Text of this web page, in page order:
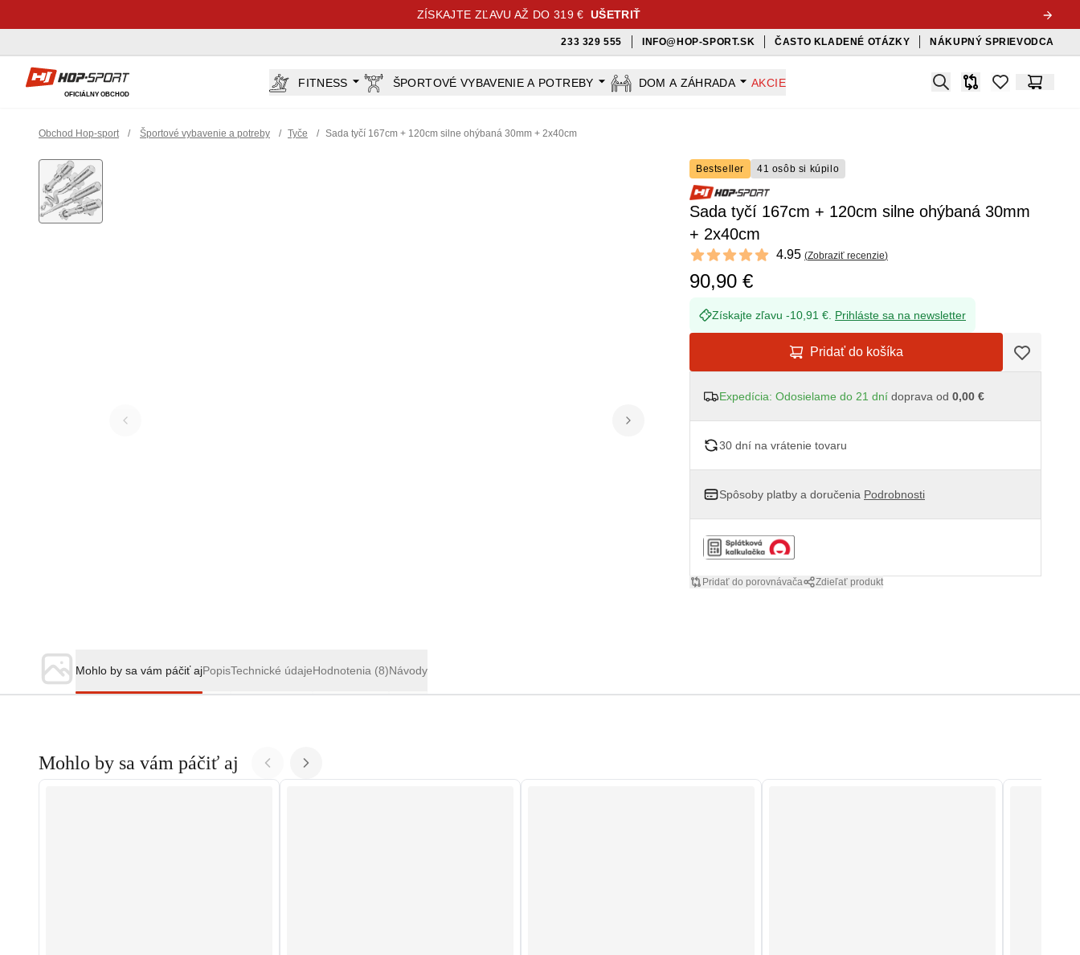
ZÍSKAJTE ZĽAVU AŽ DO 319 € UŠETRIŤ
233 329 555 INFO@HOP-SPORT.SK ČASTO KLADENÉ OTÁZKY NÁKUPNÝ SPRIEVODCA
Hop-Sport.sk
OFICIÁLNY OBCHOD
FITNESS ŠPORTOVÉ VYBAVENIE A POTREBY DOM A ZÁHRADA AKCIE Search
Porovnávač
items inKošík
Obchod Hop-sport / Športové vybavenie a potreby / Tyče / Sada tyčí 167cm + 120cm silne ohýbaná 30mm + 2x40cm
Bestseller 41 osôb si kúpilo
Sada tyčí 167cm + 120cm silne ohýbaná 30mm
+ 2x40cm
Reviews
4.95 out of 5 stars 4.95 (Zobraziť recenzie)
90,90 €
Získajte zľavu -10,91 €. Prihláste sa na newsletter
Pridať do košíka
Expedícia: Odosielame do 21 dní doprava od 0,00 €
30 dní na vrátenie tovaru
Spôsoby platby a doručenia Podrobnosti
Pridať do porovnávača Zdieľať produkt
Mohlo by sa vám páčiť ajPopisTechnické údajeHodnotenia (8)Návody
Mohlo by sa vám páčiť aj